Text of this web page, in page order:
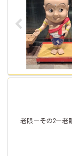
老眼ーその2ー老